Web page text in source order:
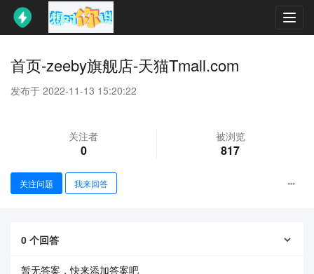
首页-zeeby旗舰店-天猫Tmall.com
发布于 2022-11-13 15:20:22
关注者
0
被浏览
817
关注问题 我来回答
0 个回答
暂无答案，快来添加答案吧